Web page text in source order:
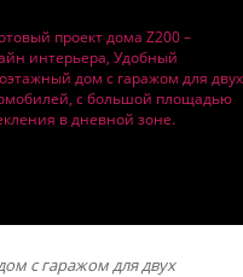
с гаражом для двух